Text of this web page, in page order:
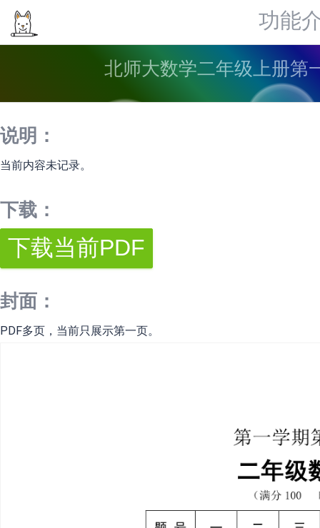
功能
北师大数学二年级上册第
说明：
当前内容未记录。
下载：
封面：
PDF多页，当前只展示第一页。